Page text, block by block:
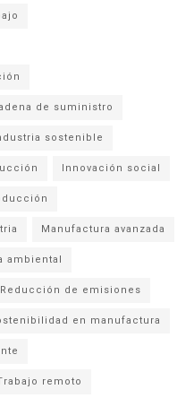
de suministro
sostenible
Innovación social
Manufactura avanzada
ambiental
Reducción de emisiones
en manufactura
remoto